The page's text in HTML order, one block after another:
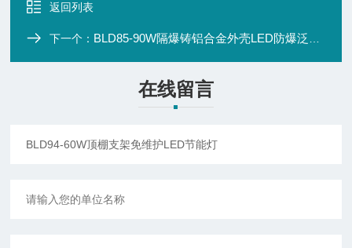
返回列表
下一个： BLD85-90W隔爆铸铝合金外壳LED防爆泛光灯
在线留言